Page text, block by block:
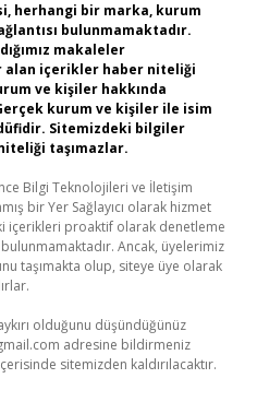
herhangi bir marka, kurum
bulunmamaktadır.
makaleler
alan içerikler haber niteliği
ve kişiler hakkında
kurum ve kişiler ile isim
Sitemizdeki bilgiler
taşımazlar.
Bilgi Teknolojileri ve İletişim
bir Yer Sağlayıcı olarak hizmet
içerikleri proaktif olarak denetleme
Ancak, üyelerimiz
taşımakta olup, siteye üye olarak
olduğunu düşündüğünüz
adresine bildirmeniz
sitemizden kaldırılacaktır.